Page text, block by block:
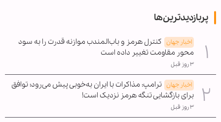
پربازدیدترین‌ها
اخبار جهان کنترل هرمز و باب‌المندب موازنه قدرت را به سود
محور مقاومت تغییر داده است
۳ روز قبل
اخبار جهان ترامپ: مذاکرات با ایران به‌خوبی پیش می‌رود؛ توافق
برای بازگشایی تنگه هرمز نزدیک است!
۳ روز قبل